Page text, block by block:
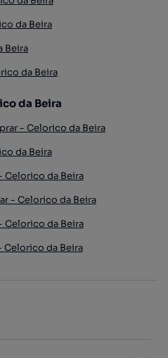
da Beira
Beira
da Beira
da Beira
- Celorico da Beira
da Beira
Celorico da Beira
- Celorico da Beira
Celorico da Beira
Celorico da Beira